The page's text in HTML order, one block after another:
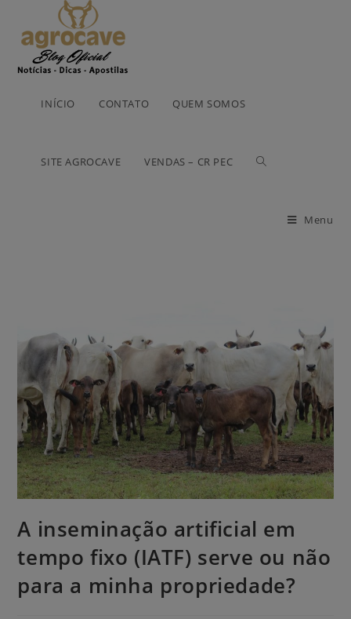
INÍCIO CONTATO QUEM SOMOS
SITE AGROCAVE VENDAS – CR PEC
Menu
A inseminação artificial em
tempo fixo (IATF) serve ou não
para a minha propriedade?